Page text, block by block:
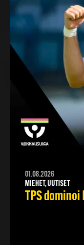
01.08.2026
MIEHET, UUTISET
TPS